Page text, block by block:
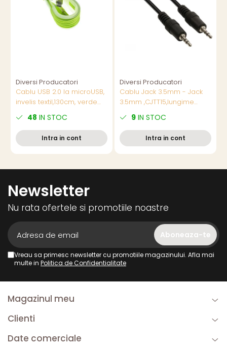
Diversi Producatori
Cablu USB 2.0 la microUSB,
invelis textil,130cm, verde
fluorescent, CTM-G-02
48 IN STOC
Intra in cont
Diversi Producatori
Cablu Jack 3.5mm - Jack
3.5mm ,CJTT15,lungime
1.5m,negru
9 IN STOC
Intra in cont
Newsletter
Nu rata ofertele si promotiile noastre
Vreau sa primesc newsletter cu promotiile magazinului. Afla mai
multe in Politica de Confidentialitate
Magazinul meu
Clienti
Date comerciale